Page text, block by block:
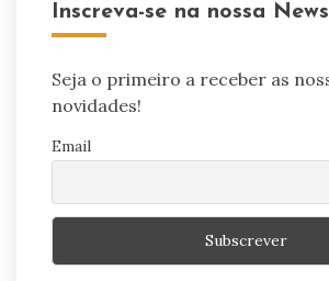
Inscreva-se na nossa
Seja o primeiro a receber as
novidades!
Email